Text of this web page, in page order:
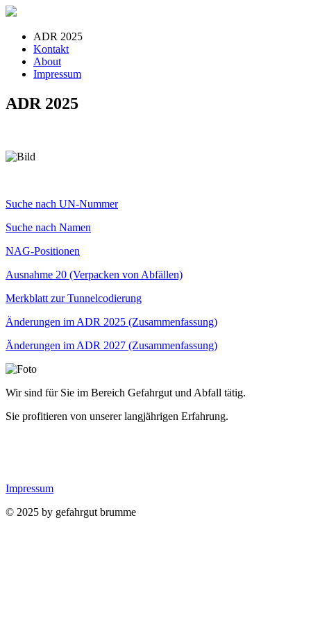
ADR 2025
Kontakt
About
Impressum
ADR 2025
Suche nach UN-Nummer
Suche nach Namen
NAG-Positionen
Ausnahme 20 (Verpacken von Abfällen)
Merkblatt zur Tunnelcodierung
Änderungen im ADR 2025 (Zusammenfassung)
Änderungen im ADR 2027 (Zusammenfassung)
Wir sind für Sie im Bereich Gefahrgut und Abfall tätig.
Sie profitieren von unserer langjährigen Erfahrung.
Impressum
© 2025 by gefahrgut brumme